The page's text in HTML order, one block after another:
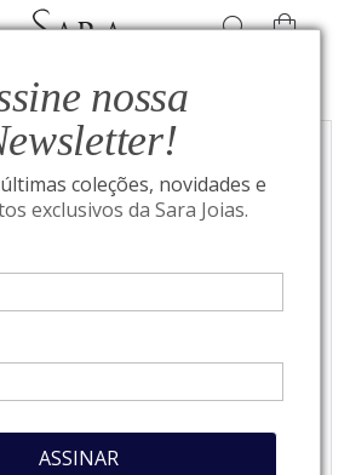
nossa
coleções, novidades e
exclusivos da Sara Joias.
ASSINAR